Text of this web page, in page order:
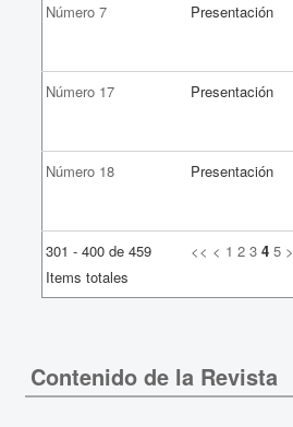
Número 7 Presentación
Número 17 Presentación
Número 18 Presentación
301 - 400 de 459
Items totales
<< < 1 2 3 4 5 >
Contenido de la Revista